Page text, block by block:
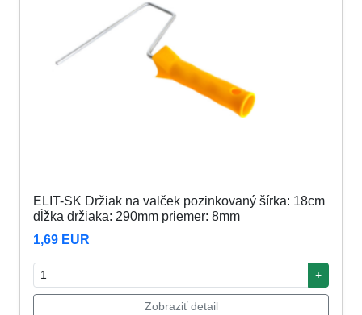
ELIT-SK Držiak na valček pozinkovaný šírka: 18cm
dĺžka držiaka: 290mm priemer: 8mm
1,69 EUR
+
Zobraziť detail